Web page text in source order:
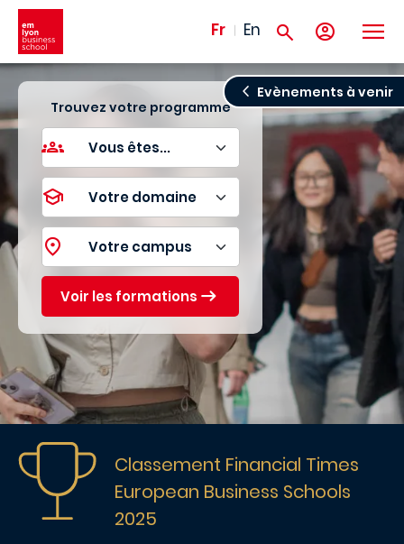
Aller au contenu principal
Fr En
Evènements à venir
Trouvez votre programme
Voir les formations
Image
Classement Financial Times
European Business Schools
2025